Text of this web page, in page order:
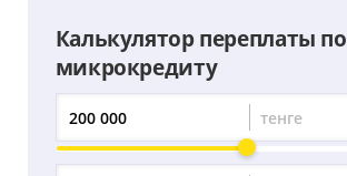
Калькулятор переплаты по
микрокредиту
Сумма
переплаты
тенге